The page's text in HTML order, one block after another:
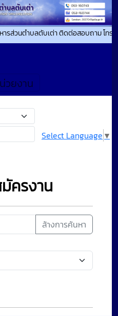
รส่วนตำบลตับเต่า ติดต่อสอบถาม โทรศั
วยงาน
Select Language ▼
ครงาน
ล้างการค้นหา